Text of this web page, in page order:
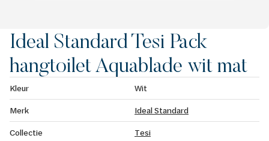
Ideal Standard Tesi Pack
hangtoilet Aquablade wit mat
Kleur
Wit
Merk
Ideal Standard
Collectie
Tesi